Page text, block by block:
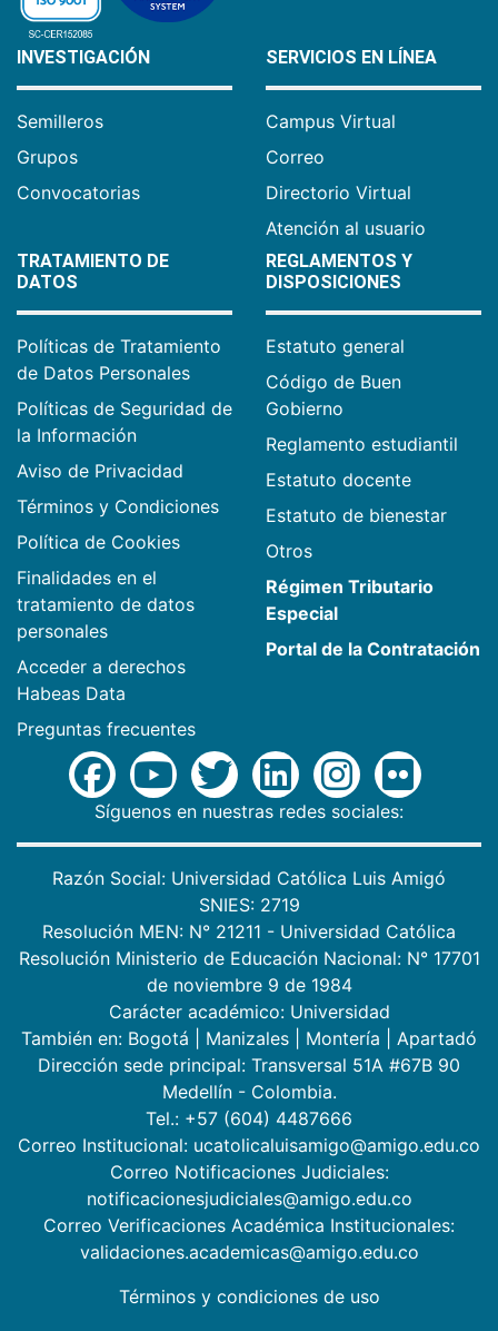
INVESTIGACIÓN
Semilleros
Grupos
Convocatorias
SERVICIOS EN LÍNEA
Campus Virtual
Correo
Directorio Virtual
Atención al usuario
TRATAMIENTO DE
DATOS
Políticas de Tratamiento
de Datos Personales
Políticas de Seguridad de
la Información
Aviso de Privacidad
Términos y Condiciones
Política de Cookies
Finalidades en el
tratamiento de datos
personales
Acceder a derechos
Habeas Data
Preguntas frecuentes
REGLAMENTOS Y
DISPOSICIONES
Estatuto general
Código de Buen
Gobierno
Reglamento estudiantil
Estatuto docente
Estatuto de bienestar
Otros
Régimen Tributario
Especial
Portal de la Contratación
Síguenos en nuestras redes sociales:
Razón Social: Universidad Católica Luis Amigó
SNIES: 2719
Resolución MEN: N° 21211 - Universidad Católica
Resolución Ministerio de Educación Nacional: N° 17701
de noviembre 9 de 1984
Carácter académico: Universidad
También en: Bogotá Manizales Montería
Apartadó
Dirección sede principal: Transversal 51A #67B 90
Medellín - Colombia.
Tel.: +57 (604) 4487666
Correo Institucional: ucatolicaluisamigo@amigo.edu.co
Correo Notificaciones Judiciales:
notificacionesjudiciales@amigo.edu.co
Correo Verificaciones Académica Institucionales:
validaciones.academicas@amigo.edu.co
Términos y condiciones de uso